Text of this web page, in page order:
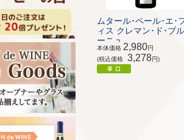
ムタール･ペール･エ･
ィス クレマン･ド･ブ
ーニュ ...
本体価格 2,980円
(税込価格
3,278円)